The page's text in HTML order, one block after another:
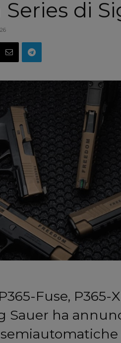
di
Fuse, P365-
Sauer ha